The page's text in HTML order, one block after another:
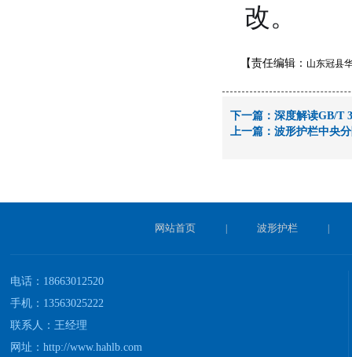
改。
【责任编辑： 山东冠县
下一篇： 深度解读GB/T
上一篇： 波形护栏中央
网站首页 | 波形护栏 |
电话：18663012520
手机：13563025222
联系人：王经理
网址： http://www.hahlb.com